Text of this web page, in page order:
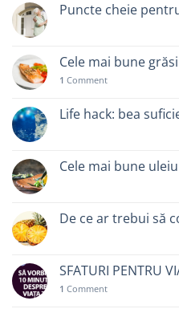
Puncte cheie
Cele mai bune
1 Comment
Life hack: bea
Cele mai bune
De ce ar trebui să
SFATURI PENTRU
1 Comment